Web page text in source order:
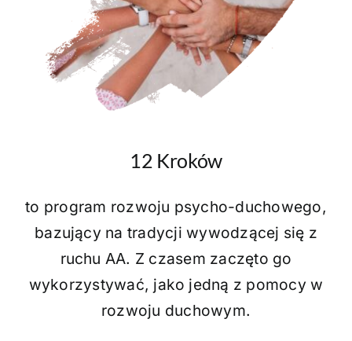
Aktualności
O parafii
Kontakt
12 Kroków
to program rozwoju psycho-duchowego,
bazujący na tradycji wywodzącej się z
ruchu AA. Z czasem zaczęto go
wykorzystywać, jako jedną z pomocy w
rozwoju duchowym.